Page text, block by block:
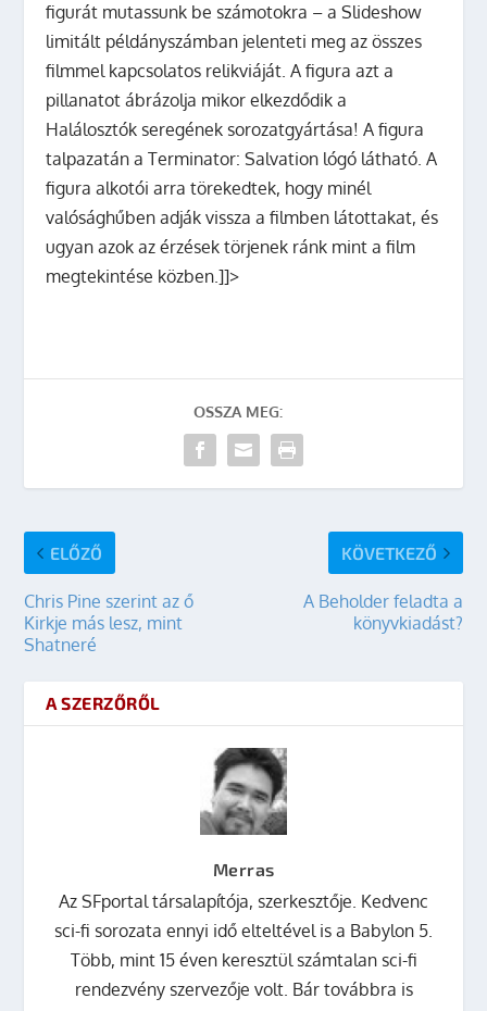
figurát mutassunk be számotokra – a Slideshow
limitált példányszámban jelenteti meg az összes
filmmel kapcsolatos relikviáját. A figura azt a
pillanatot ábrázolja mikor elkezdődik a
Halálosztók seregének sorozatgyártása! A figura
talpazatán a Terminator: Salvation lógó látható. A
figura alkotói arra törekedtek, hogy minél
valósághűben adják vissza a filmben látottakat, és
ugyan azok az érzések törjenek ránk mint a film
megtekintése közben.]]>
OSSZA MEG:
ELŐZŐ
Chris Pine szerint az ő
Kirkje más lesz, mint
Shatneré
KÖVETKEZŐ
A Beholder feladta a
könyvkiadást?
A SZERZŐRŐL
Merras
Az SFportal társalapítója, szerkesztője. Kedvenc
sci-fi sorozata ennyi idő elteltével is a Babylon 5.
Több, mint 15 éven keresztül számtalan sci-fi
rendezvény szervezője volt. Bár továbbra is